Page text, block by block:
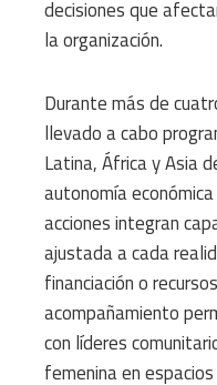
decisiones que
la organización.
Durante más de
llevado a cabo
Latina, África y Asia
autonomía
acciones integran
ajustada a cada
financiación o
acompañamiento
con líderes
femenina en